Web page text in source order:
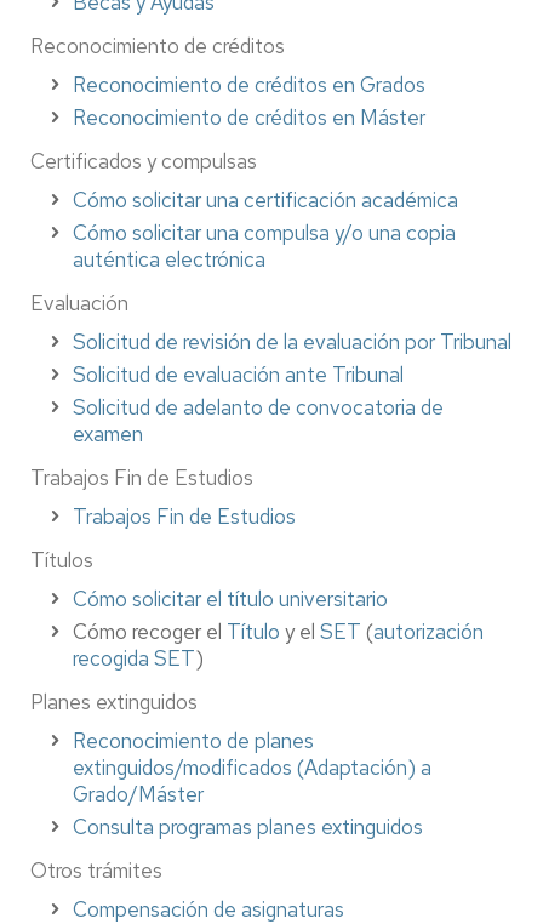
Reconocimiento de créditos
Reconocimiento de créditos en Grados
Reconocimiento de créditos en Máster
Certificados y compulsas
Cómo solicitar una certificación académica
Cómo solicitar una compulsa y/o una copia
auténtica electrónica
Evaluación
Solicitud de revisión de la evaluación por Tribunal
Solicitud de evaluación ante Tribunal
Solicitud de adelanto de convocatoria de
examen
Trabajos Fin de Estudios
Trabajos Fin de Estudios
Títulos
Cómo solicitar el título universitario
Cómo recoger el Título y el SET (autorización
recogida SET)
Planes extinguidos
Reconocimiento de planes
extinguidos/modificados (Adaptación) a
Grado/Máster
Consulta programas planes extinguidos
Otros trámites
Compensación de asignaturas